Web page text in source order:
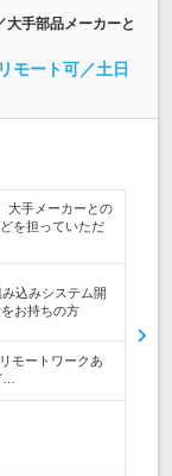
大手部品メーカーと
モート可／土日
大手メーカーとの
を担っていただ
込みシステム開
お持ちの方
モートワークあ